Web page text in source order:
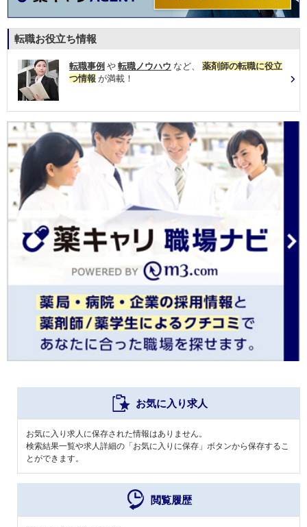
転職お役立ち情報
転職事例 や 転職ノウハウ など、 薬剤師の転職に役立
つ情報 が満載！
お気に入り求人
お気に入り求人に保存された情報はありません。
検索結果一覧や求人詳細の「お気に入りに保存」ボタンから保存するこ
とができます。
閲覧履歴